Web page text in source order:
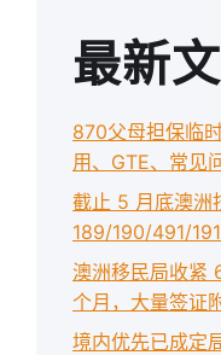
最新
870父母担保临
用、GTE、常见
截止 5 月底澳洲
189/190/491/
澳洲移民局收紧
个月，大量签证
境内优先已成定